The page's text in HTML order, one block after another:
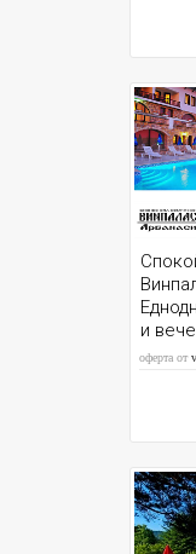
и
оферта от